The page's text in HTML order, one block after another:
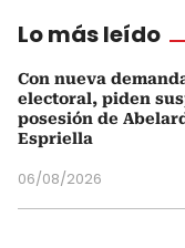
Lo más leído
Con nueva
electoral, piden
posesión de
Espriella
06/08/2026